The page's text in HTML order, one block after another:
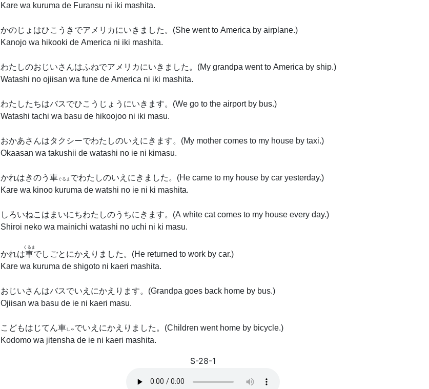
Kare wa kuruma de Furansu ni iki mashita.
かのじょはひこうきでアメリカにいきました。 (She went to America by airplane.)
Kanojo wa hikooki de America ni iki mashita.
わたしのおじいさんはふねでアメリカにいきました。 (My grandpa went to America by ship.)
Watashi no ojiisan wa fune de America ni iki mashita.
わたしたちはバスでひこうじょうにいきます。 (We go to the airport by bus.)
Watashi tachi wa basu de hikoojoo ni iki masu.
おかあさんはタクシーでわたしのいえにきます。 (My mother comes to my house by taxi.)
Okaasan wa takushii de watashi no ie ni kimasu.
かれはきのう 車ぐるま でわたしのいえにきました。 (He came to my house by car yesterday.)
Kare wa kinoo kuruma de watshi no ie ni ki mashita.
しろいねこはまいにちわたしのうちにきます。 (A white cat comes to my house every day.)
Shiroi neko wa mainichi watashi no uchi ni ki masu.
かれは車
くるま
でしごとにかえりました。 (He returned to work by car.)
Kare wa kuruma de shigoto ni kaeri mashita.
おじいさんはバスでいえにかえります。 (Grandpa goes back home by bus.)
Ojiisan wa basu de ie ni kaeri masu.
こどもはじてん車しゃ でいえにかえりました。 (Children went home by bicycle.)
Kodomo wa jitensha de ie ni kaeri mashita.
S-28-1